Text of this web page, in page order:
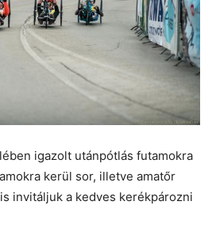
igazolt utánpótlás futamokra
kerül sor, illetve amatőr
invitáljuk a kedves kerékpározni